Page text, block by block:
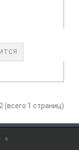
(всего 1 страниц)